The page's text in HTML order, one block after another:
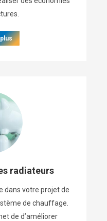
radiateurs
dans votre projet de
de chauffage.
de d’améliorer